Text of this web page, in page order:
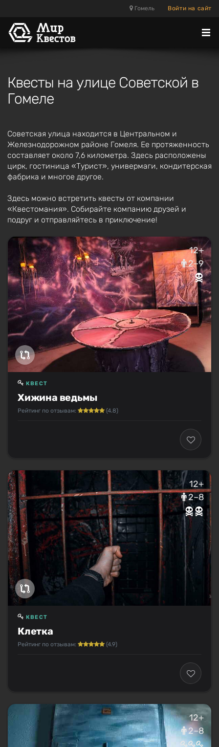
Гомель Войти на сайт
Квесты на улице Советской в
Гомеле
Советская улица находится в Центральном и
Железнодорожном районе Гомеля. Ее протяженность
составляет около 7,6 километра. Здесь расположены
цирк, гостиница «Турист», универмаги, кондитерская
фабрика и многое другое.
Здесь можно встретить квесты от компании
«Квестомания». Собирайте компанию друзей и
подруг и отправляйтесь в приключение!
12+
2–9
Хижина ведьмы
КВЕСТ
Рейтинг по отзывам: (4.8)
12+
2–8
Клетка
КВЕСТ
Рейтинг по отзывам: (4.9)
12+
2–8